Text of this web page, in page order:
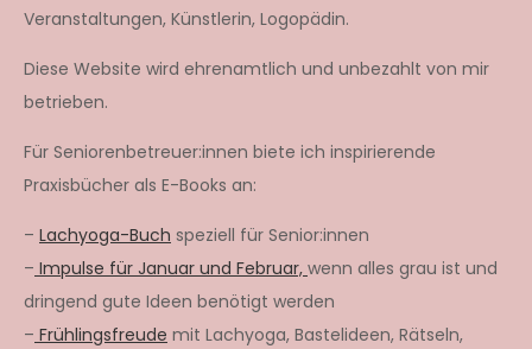
Veranstaltungen, Künstlerin, Logopädin.
Diese Website wird ehrenamtlich und unbezahlt von mir
betrieben.
Für Seniorenbetreuer:innen biete ich inspirierende
Praxisbücher als E-Books an:
– Lachyoga-Buch speziell für Senior:innen
– Impulse für Januar und Februar, wenn alles grau ist und
dringend gute Ideen benötigt werden
– Frühlingsfreude mit Lachyoga, Bastelideen, Rätseln,